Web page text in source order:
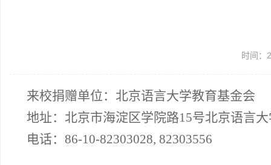
时间：
来校捐赠单位：北京语言大学教育基金会
地址：北京市海淀区学院路15号北京语言
电话：86-10-82303028, 82303556